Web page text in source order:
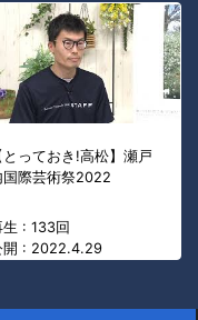
とっておき!高松】瀬戸
国際芸術祭2022
生 : 133回
開 : 2022.4.29